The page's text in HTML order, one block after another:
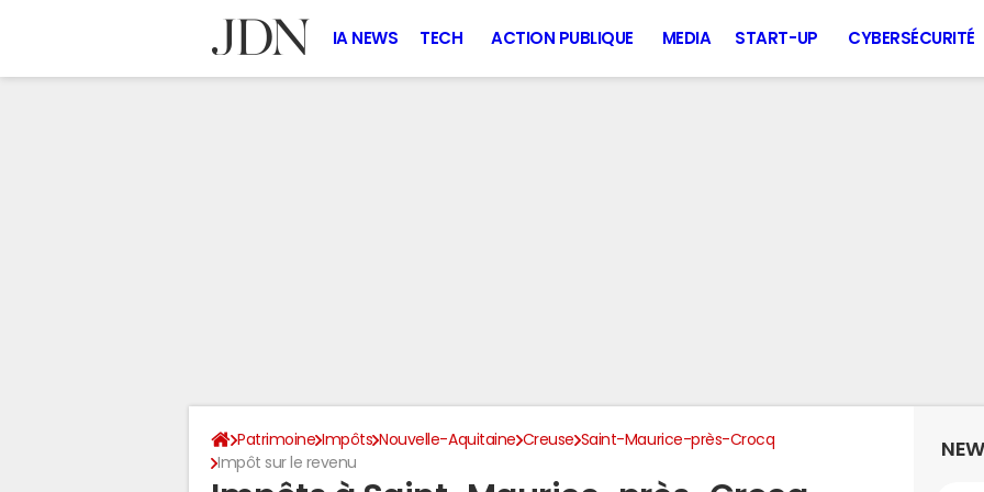
IA NEWS TECH ACTION PUBLIQUE MEDIA START-UP CYBERSÉCURITÉ
Patrimoine Impôts Nouvelle-Aquitaine Creuse Saint-Maurice-près-Crocq
Impôt sur le revenu